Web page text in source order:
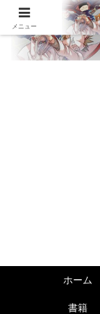
ホーム
書籍
メニュー